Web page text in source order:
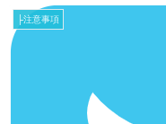
├注意事項